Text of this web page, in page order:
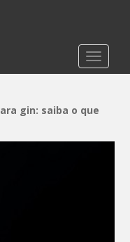
gin: saiba o que